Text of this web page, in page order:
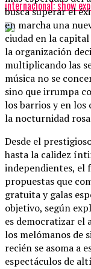
internacional: show
busca superar el
en marcha una
ciudad en la
la organización
multiplicando las
música no se
sino que irrumpa
los barrios y en los
la nocturnidad
Desde el
hasta la calidez
independientes, el
propuestas que
gratuita y galas
objetivo, según
es democratizar el
los melómanos de
recién se asoma a
espectáculos de